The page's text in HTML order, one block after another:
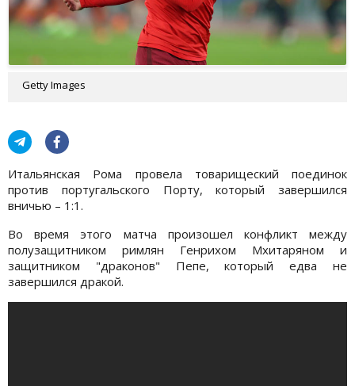
Getty Images
Итальянская Рома провела товарищеский поединок
против португальского Порту, который завершился
вничью – 1:1.
Во время этого матча произошел конфликт между
полузащитником римлян Генрихом Мхитаряном и
защитником "драконов" Пепе, который едва не
завершился дракой.